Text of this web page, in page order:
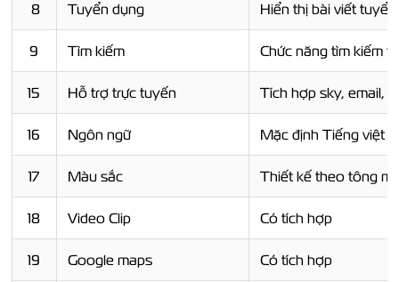
8 Tuyển dụng Hiển thị bài viết
9 Tìm kiếm Chức năng tìm kiếm
15 Hỗ trợ trực tuyến Tích hợp sky, email,
16 Ngôn ngữ Mặc định Tiếng việt
17 Màu sắc Thiết kế theo tông
18 Video Clip Có tích hợp
19 Google maps Có tích hợp